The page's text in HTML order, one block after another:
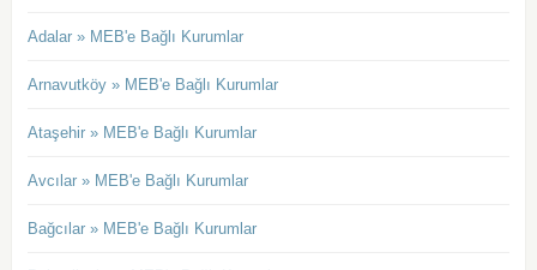
Adalar » MEB'e Bağlı Kurumlar
Arnavutköy » MEB'e Bağlı Kurumlar
Ataşehir » MEB'e Bağlı Kurumlar
Avcılar » MEB'e Bağlı Kurumlar
Bağcılar » MEB'e Bağlı Kurumlar